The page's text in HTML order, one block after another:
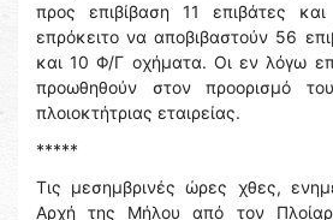
προς επιβίβαση 11 επιβάτες
επρόκειτο να αποβιβαστούν 56
και 10 Φ/Γ οχήματα. Οι εν λόγω
προωθηθούν στον προορισμό
πλοιοκτήτριας εταιρείας.
*****
Τις μεσημβρινές ώρες χθες,
Αρχή της Μήλου από τον